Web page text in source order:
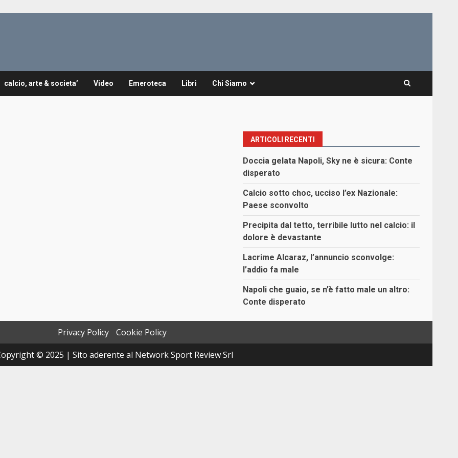
calcio, arte & societa’ Video Emeroteca Libri Chi Siamo
ARTICOLI RECENTI
Doccia gelata Napoli, Sky ne è sicura: Conte
disperato
Calcio sotto choc, ucciso l’ex Nazionale:
Paese sconvolto
Precipita dal tetto, terribile lutto nel calcio: il
dolore è devastante
Lacrime Alcaraz, l’annuncio sconvolge:
l’addio fa male
Napoli che guaio, se n’è fatto male un altro:
Conte disperato
Privacy Policy
Cookie Policy
© 2025 | Sito aderente al Network Sport Review Srl